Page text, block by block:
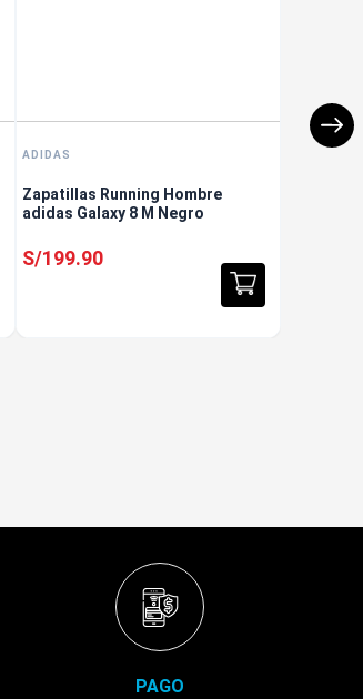
ADIDAS
Zapatillas Running Hombre
adidas Galaxy 8 M Negro
S/199.90
PAGO